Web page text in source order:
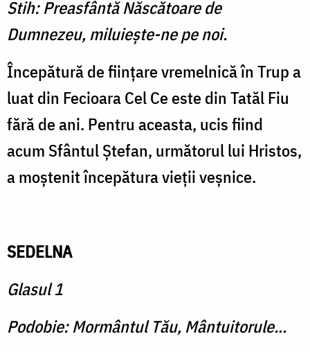
Stih: Preasfântă Născătoare de
Dumnezeu, miluieşte-ne pe noi.
Începătură de fiinţare vremelnică în Trup a
luat din Fecioara Cel Ce este din Tatăl Fiu
fără de ani. Pentru aceasta, ucis fiind
acum Sfântul Ştefan, următorul lui Hristos,
a moştenit începătura vieţii veşnice.
SEDELNA
Glasul 1
Podobie: Mormântul Tău, Mântuitorule...